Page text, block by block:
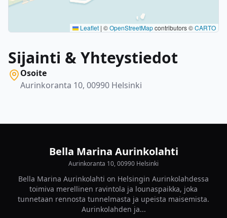
Leaflet | ©OpenStreetMapcontributors ©CARTO
Sijainti & Yhteystiedot
Osoite
Aurinkoranta 10, 00990 Helsinki
Bella Marina Aurinkolahti
Aurinkoranta 10, 00990 Helsinki
Bella Marina Aurinkolahti on Helsingin Aurinkolahdessa
toimiva merellinen ravintola ja lounaspaikka, joka
tunnetaan rennosta tunnelmasta ja upeista maisemista.
Aurinkolahden ja...